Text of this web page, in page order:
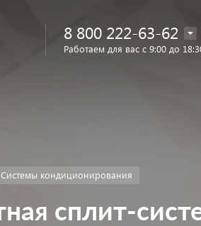
8 800 222-63-62
Работаем для вас с 9:00 до
Системы кондиционирования
сплит-